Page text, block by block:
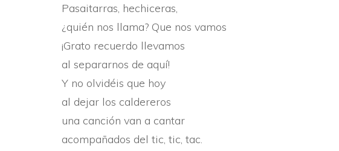
Pasaitarras, hechiceras,
¿quién nos llama? Que nos vamos
¡Grato recuerdo llevamos
al separarnos de aquí­!
Y no olvidéis que hoy
al dejar los caldereros
una canción van a cantar
acompañados del tic, tic, tac.